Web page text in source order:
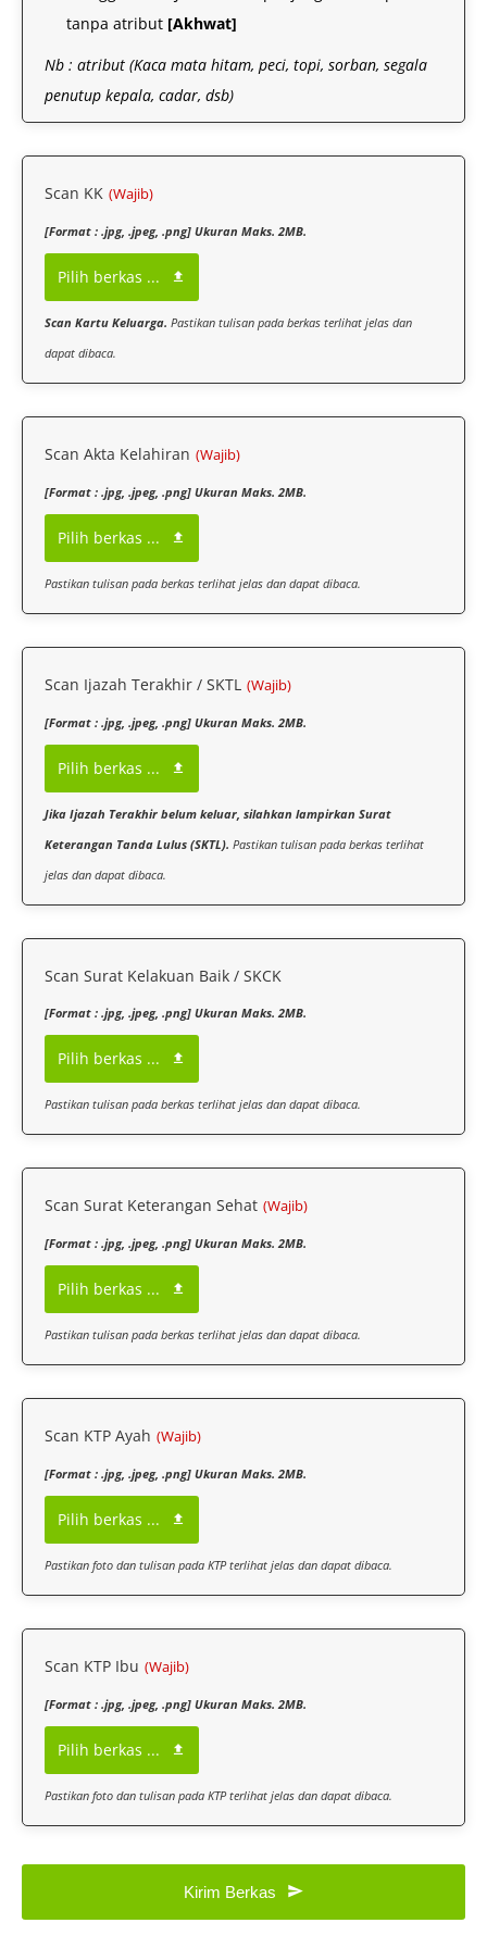
tanpa atribut [Akhwat]
Nb : atribut (Kaca mata hitam, peci, topi, sorban, segala
penutup kepala, cadar, dsb)
Scan KK (Wajib)
[Format : .jpg, .jpeg, .png] Ukuran Maks. 2MB.
Pilih berkas ...
Scan Kartu Keluarga. Pastikan tulisan pada berkas terlihat jelas dan
dapat dibaca.
Scan Akta Kelahiran (Wajib)
[Format : .jpg, .jpeg, .png] Ukuran Maks. 2MB.
Pilih berkas ...
Pastikan tulisan pada berkas terlihat jelas dan dapat dibaca.
Scan Ijazah Terakhir / SKTL (Wajib)
[Format : .jpg, .jpeg, .png] Ukuran Maks. 2MB.
Pilih berkas ...
Jika Ijazah Terakhir belum keluar, silahkan lampirkan Surat
Keterangan Tanda Lulus (SKTL). Pastikan tulisan pada berkas terlihat
jelas dan dapat dibaca.
Scan Surat Kelakuan Baik / SKCK
[Format : .jpg, .jpeg, .png] Ukuran Maks. 2MB.
Pilih berkas ...
Pastikan tulisan pada berkas terlihat jelas dan dapat dibaca.
Scan Surat Keterangan Sehat (Wajib)
[Format : .jpg, .jpeg, .png] Ukuran Maks. 2MB.
Pilih berkas ...
Pastikan tulisan pada berkas terlihat jelas dan dapat dibaca.
Scan KTP Ayah (Wajib)
[Format : .jpg, .jpeg, .png] Ukuran Maks. 2MB.
Pilih berkas ...
Pastikan foto dan tulisan pada KTP terlihat jelas dan dapat dibaca.
Scan KTP Ibu (Wajib)
[Format : .jpg, .jpeg, .png] Ukuran Maks. 2MB.
Pilih berkas ...
Pastikan foto dan tulisan pada KTP terlihat jelas dan dapat dibaca.
Kirim Berkas